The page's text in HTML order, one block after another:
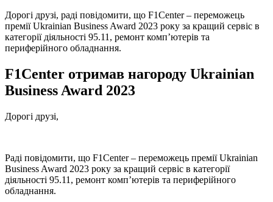
Дорогі друзі, раді повідомити, що F1Center – переможець
премії Ukrainian Business Award 2023 року за кращий сервіс в
категорії діяльності 95.11, ремонт комп’ютерів та
периферійного обладнання.
F1Center отримав нагороду Ukrainian
Business Award 2023
Дорогі друзі,
Раді повідомити, що F1Center – переможець премії Ukrainian
Business Award 2023 року за кращий сервіс в категорії
діяльності 95.11, ремонт комп’ютерів та периферійного
обладнання.